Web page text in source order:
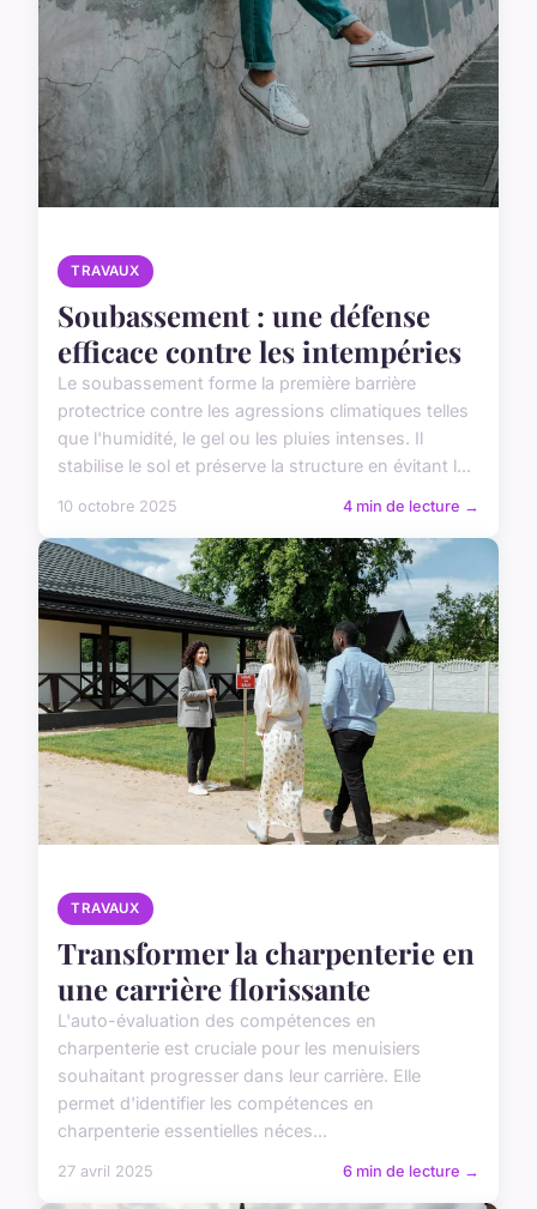
TRAVAUX
Soubassement : une défense
efficace contre les intempéries
Le soubassement forme la première barrière
protectrice contre les agressions climatiques telles
que l'humidité, le gel ou les pluies intenses. Il
stabilise le sol et préserve la structure en évitant l...
10 octobre 2025 4 min de lecture →
TRAVAUX
Transformer la charpenterie en
une carrière florissante
L'auto-évaluation des compétences en
charpenterie est cruciale pour les menuisiers
souhaitant progresser dans leur carrière. Elle
permet d'identifier les compétences en
charpenterie essentielles néces...
27 avril 2025 6 min de lecture →